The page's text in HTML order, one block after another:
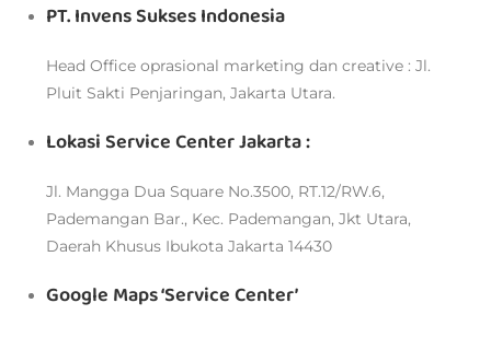
PT. Invens Sukses Indonesia
Head Office oprasional marketing dan creative : Jl.
Pluit Sakti Penjaringan, Jakarta Utara.
Lokasi Service Center Jakarta :
Jl. Mangga Dua Square No.3500, RT.12/RW.6,
Pademangan Bar., Kec. Pademangan, Jkt Utara,
Daerah Khusus Ibukota Jakarta 14430
Google Maps ‘Service Center’